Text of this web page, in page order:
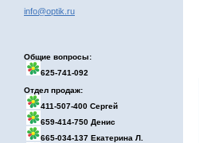
info@optik.ru
Общие вопросы:
625-741-092
Отдел продаж:
411-507-400 Сергей
659-414-750 Денис
665-034-137 Екатерина Л.